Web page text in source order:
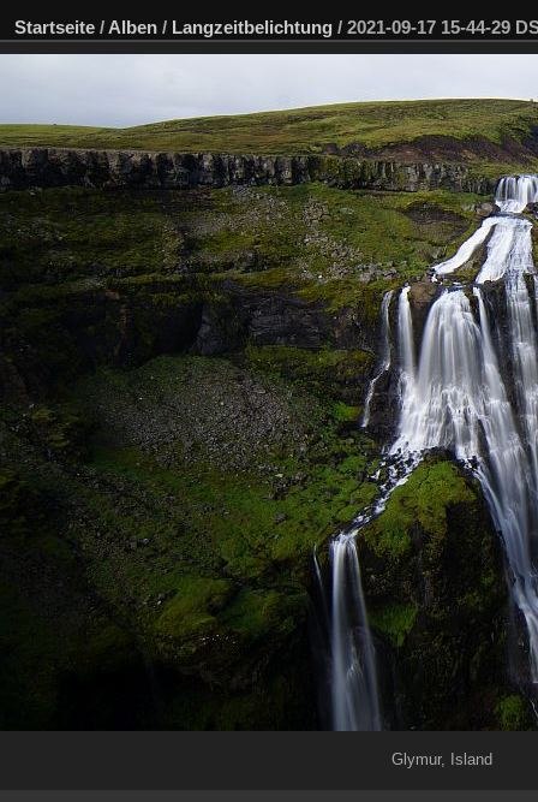
Startseite / Alben / Langzeitbelichtung / 2021-09-17 15-44-29
Glymur, Island